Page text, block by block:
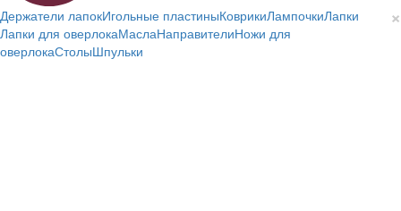
Держатели лапокИгольные пластиныКоврикиЛампочкиЛапки ×
Лапки для оверлокаМаслаНаправителиНожи для
оверлокаСтолыШпульки